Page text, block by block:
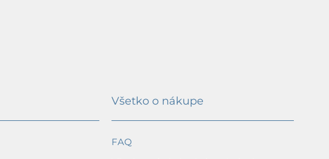
Všetko o nákupe
FAQ